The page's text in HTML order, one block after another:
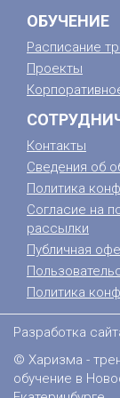
ОБУЧЕНИЕ
Расписание
Проекты
Контакты
Сведения об
Политика
Согласие на
рассылки
Публичная
Политика
Разработка
© Харизма -
обучение в